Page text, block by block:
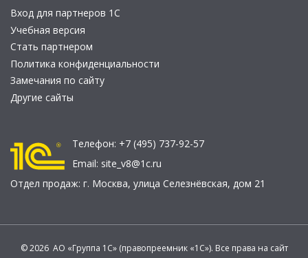
Вход для партнеров 1С
Учебная версия
Стать партнером
Политика конфиденциальности
Замечания по сайту
Другие сайты
Телефон: +7 (495) 737-92-57
Email: site_v8@1c.ru
Отдел продаж: г. Москва, улица Селезнёвская, дом 21
© 2026 АО «Группа 1С» (правопреемник «1С»). Все права на сайт